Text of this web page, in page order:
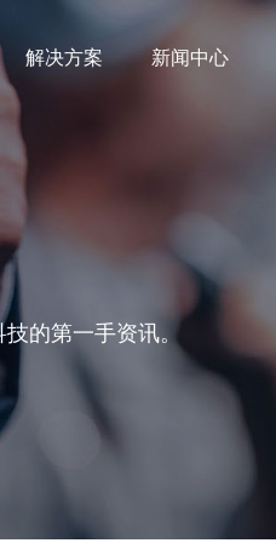
解决方案 新闻中心
的第一手资讯。